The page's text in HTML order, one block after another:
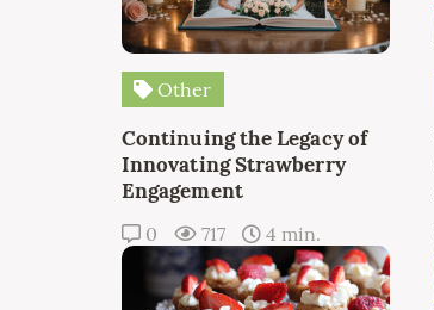
Other
Continuing the Legacy of
Innovating Strawberry
Engagement
0 717 4 min.